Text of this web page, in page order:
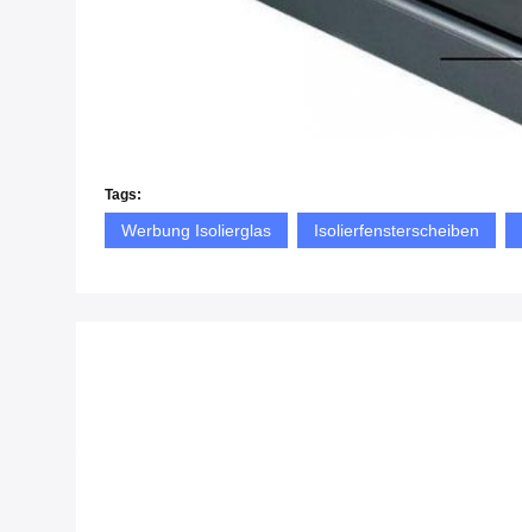
Tags:
Werbung Isolierglas Isolierfensterscheiben